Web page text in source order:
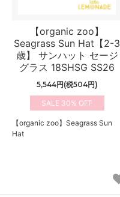
【organic zoo】
Seagrass Sun Hat【2-3
歳】 サンハット セージ
グラス 18SHSG SS26
5,544円(税504円)
30%
【organic zoo】Seagrass Sun
Hat